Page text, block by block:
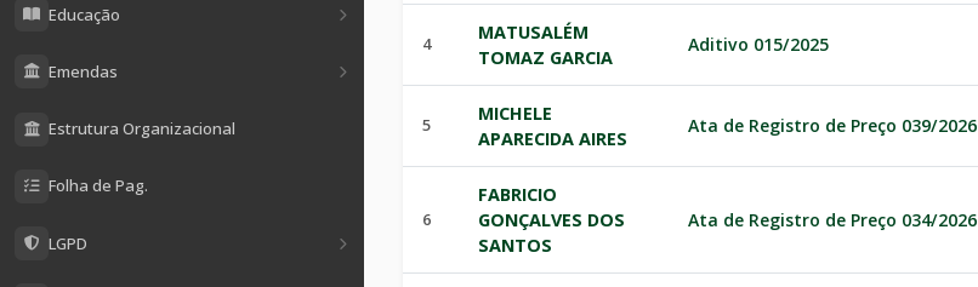
Educação
Emendas
Estrutura Organizacional
Folha de Pag.
LGPD
4
MATUSALÉM
TOMAZ GARCIA
Aditivo 015/2025
5
MICHELE
APARECIDA AIRES
Ata de Registro de Preço 039/2026
6
FABRICIO
GONÇALVES DOS
SANTOS
Ata de Registro de Preço 034/2026